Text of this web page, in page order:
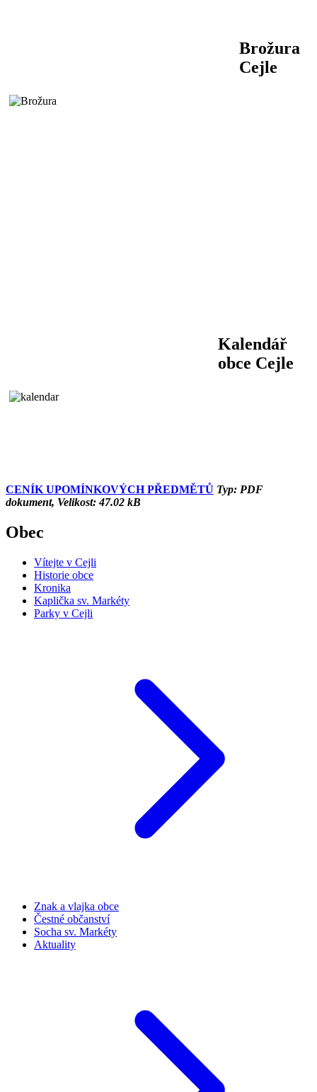
Brožura
Cejle
Kalendář
obce Cejle
CENÍK UPOMÍNKOVÝCH PŘEDMĚTŮ Typ: PDF
dokument, Velikost: 47.02 kB
Obec
Vítejte v Cejli
Historie obce
Kronika
Kaplička sv. Markéty
Parky v Cejli
Znak a vlajka obce
Čestné občanství
Socha sv. Markéty
Aktuality